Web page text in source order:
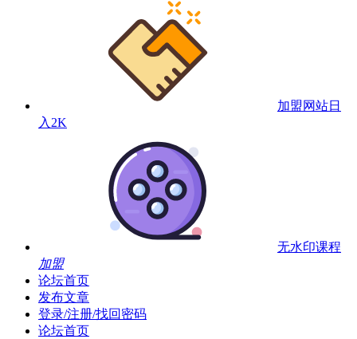
加盟网站日
入2K
无水印课程
加盟
论坛首页
发布文章
登录/注册/找回密码
论坛首页